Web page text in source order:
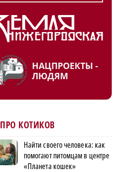
НАЦПРОЕКТЫ -
ЛЮДЯМ
ПРО КОТИКОВ
Найти своего человека: как
помогают питомцам в центре
«Планета кошек»